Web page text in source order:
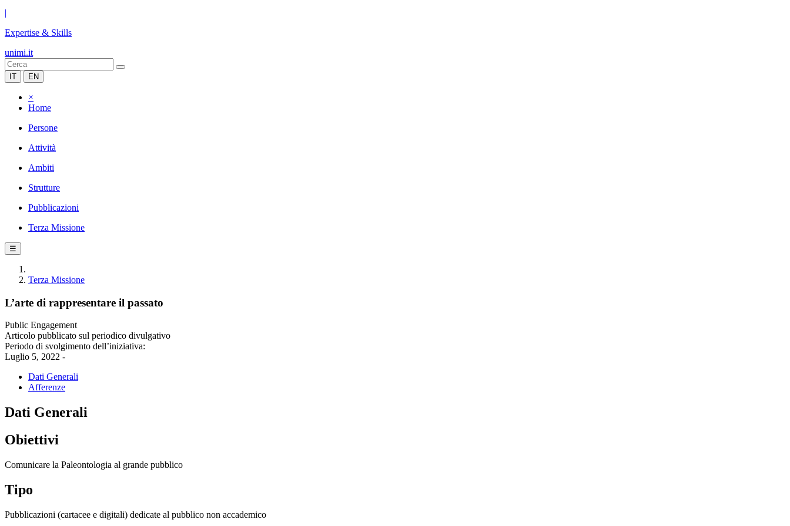
|
Expertise & Skills
unimi.it
IT EN
×
Home
Persone
Attività
Ambiti
Strutture
Pubblicazioni
Terza Missione
☰
Terza Missione
L’arte di rappresentare il passato
Public Engagement
Articolo pubblicato sul periodico divulgativo
Periodo di svolgimento dell’iniziativa:
Luglio 5, 2022 -
Dati Generali
Afferenze
Dati Generali
Obiettivi
Comunicare la Paleontologia al grande pubblico
Tipo
Pubblicazioni (cartacee e digitali) dedicate al pubblico non accademico